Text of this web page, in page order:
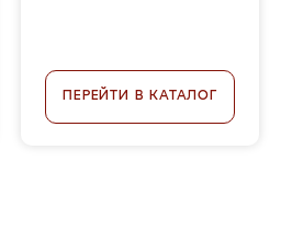
ПЕРЕЙТИ В КАТАЛОГ